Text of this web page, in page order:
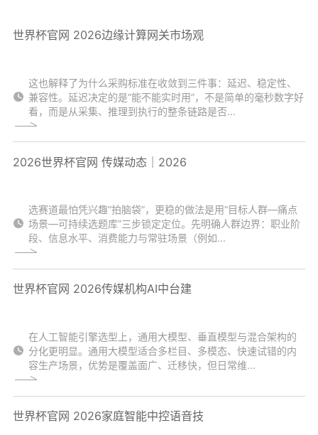
世界杯官网 2026边缘计算网关市场观
这也解释了为什么采购标准在收敛到三件事：延迟、稳定性、
兼容性。延迟决定的是“能不能实时用”，不是简单的毫秒数字好
看，而是从采集、推理到执行的整条链路是否...
2026世界杯官网 传媒动态｜2026
选赛道最怕凭兴趣“拍脑袋”，更稳的做法是用“目标人群—痛点
场景—可持续选题库”三步锁定定位。先明确人群边界：职业阶
段、信息水平、消费能力与常驻场景（例如...
世界杯官网 2026传媒机构AI中台建
在人工智能引擎选型上，通用大模型、垂直模型与混合架构的
分化更明显。通用大模型适合多栏目、多模态、快速试错的内
容生产场景，优势是覆盖面广、迁移快，但日常维...
世界杯官网 2026家庭智能中控语音技